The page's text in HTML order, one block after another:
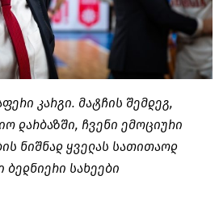
კარგი. მატჩის შემდეგ,
დარბაზში, ჩვენი ემოციური
ნიშნად ყველას სათითაოდ
ბედნიერი სახეები